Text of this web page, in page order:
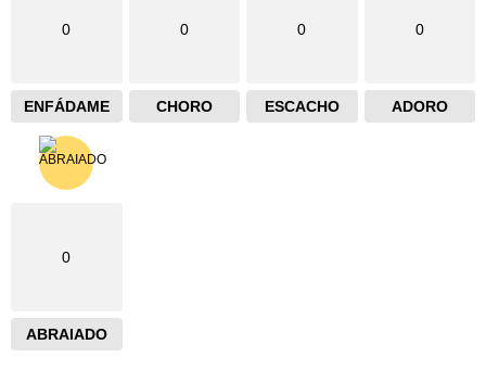
0
ENFÁDAME
0
CHORO
0
ESCACHO
0
ADORO
0
ABRAIADO